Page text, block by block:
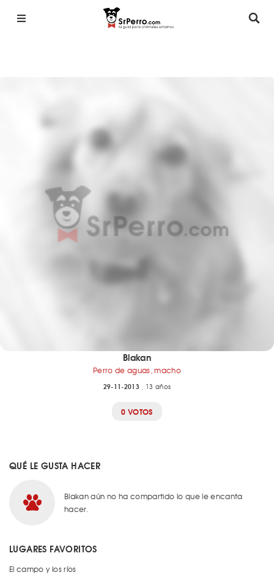
Blakan
Perro de aguas, macho
29-11-2013 , 13 años
0 VOTOS
QUÉ LE GUSTA HACER
Blakan aún no ha compartido lo que le encanta
hacer.
LUGARES FAVORITOS
El campo y los ríos